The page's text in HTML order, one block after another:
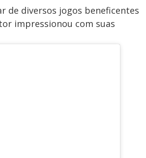
de diversos jogos beneficentes
impressionou com suas